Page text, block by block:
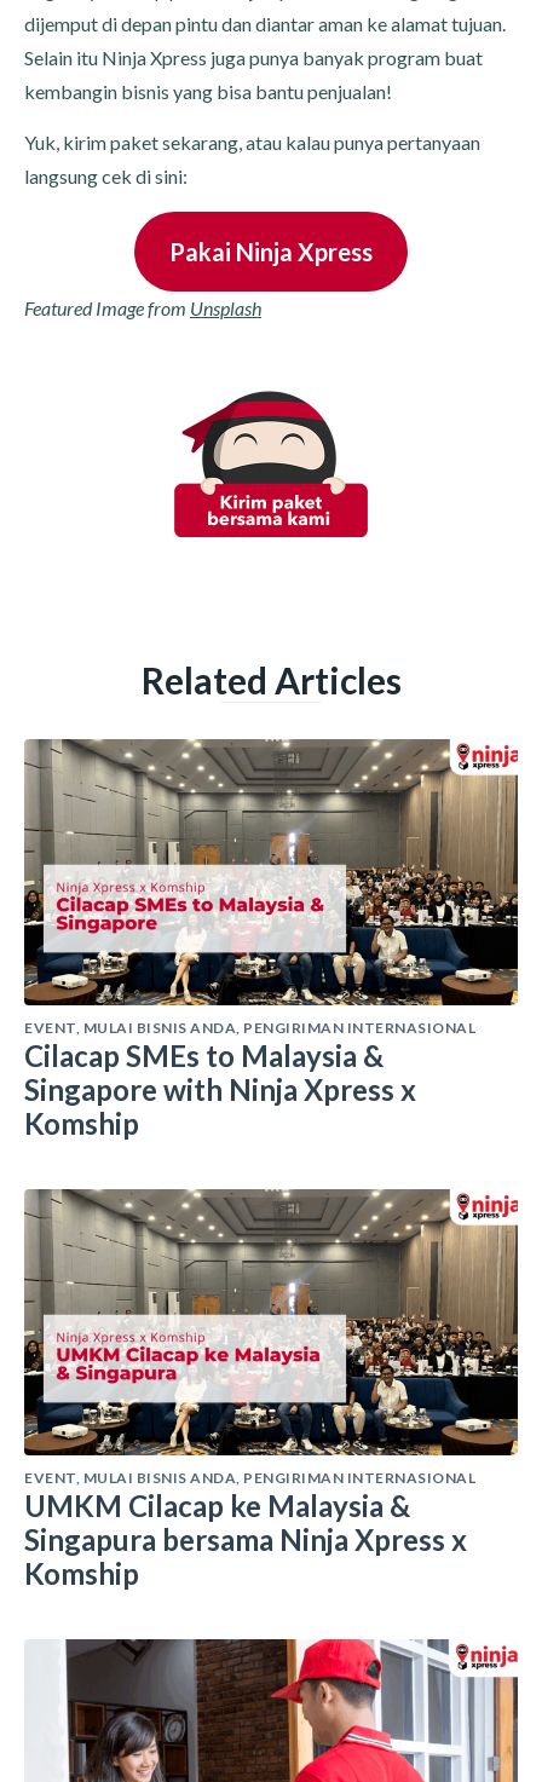
dijemput di depan pintu dan diantar aman ke alamat tujuan.
Selain itu Ninja Xpress juga punya banyak program buat
kembangin bisnis yang bisa bantu penjualan!
Yuk, kirim paket sekarang, atau kalau punya pertanyaan
langsung cek di sini:
Pakai Ninja Xpress
Featured Image from Unsplash
Related Articles
EVENT MULAI BISNIS ANDA PENGIRIMAN INTERNASIONAL
Cilacap SMEs to Malaysia &
Singapore with Ninja Xpress x
Komship
EVENT MULAI BISNIS ANDA PENGIRIMAN INTERNASIONAL
UMKM Cilacap ke Malaysia &
Singapura bersama Ninja Xpress x
Komship